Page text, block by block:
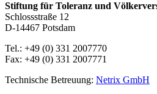
Stiftung für Toleranz und
Schlossstraße 12
D-14467 Potsdam
Tel.: +49 (0) 331 2007770
Fax: +49 (0) 331 2007771
Technische Betreuung: Netrix GmbH